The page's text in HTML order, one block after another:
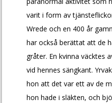
varit i form av
Wrede och en 400 år
har också berättat att de
gråter. En kvinna väcktes
vid hennes sängkant.
hon att det var ett av de
hon hade i släkten, och